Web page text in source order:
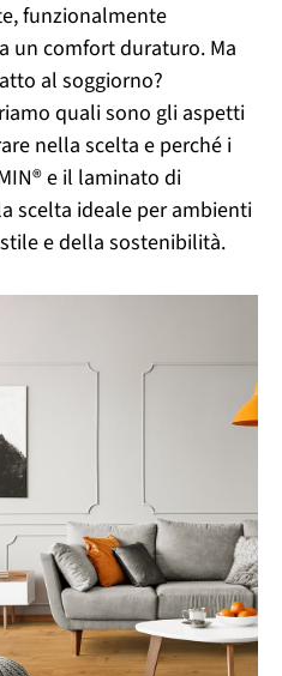
funzionalmente
un comfort duraturo. Ma
al soggiorno?
quali sono gli aspetti
nella scelta e perché i
e il laminato di
scelta ideale per ambienti
e della sostenibilità.